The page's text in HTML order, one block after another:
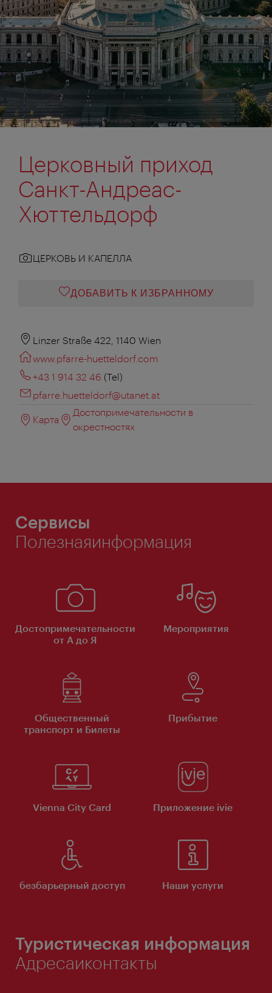
Церковный приход
Санкт-Андреас-
Хюттельдорф
ЦЕРКОВЬ И КАПЕЛЛА
ДОБАВИТЬ К ИЗБРАННОМУ
Linzer Straße 422, 1140 Wien
www.pfarre-huetteldorf.com
+43 1 914 32 46 (Tel)
pfarre.huetteldorf@utanet.at
Карта
Достопримечательности в
окрестностях
Сервисы
Полезнаяинформация
Достопримечательности
от А до Я
Мероприятия
Общественный
транспорт и Билеты
Прибытие
Vienna City Card Приложение ivie
безбарьерный доступ Наши услуги
Туристическая информация
Адресаиконтакты